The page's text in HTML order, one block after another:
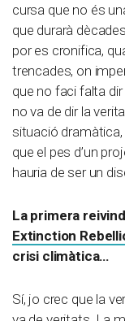
cursa que no és
que durarà
por es cronifica,
trencades, on
que no faci falta
no va de dir la
situació dramàtica,
que el pes d’un
hauria de ser un
La primera
Extinction
crisi climàtica…
Sí, jo crec que la